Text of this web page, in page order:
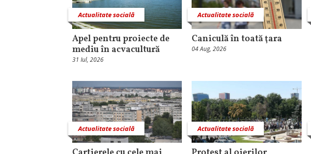
Actualitate socială
Apel pentru proiecte de
mediu în acvacultură
31 Iul, 2026
Actualitate socială
Caniculă în toată ţara
04 Aug, 2026
Actualitate socială Actualitate socială